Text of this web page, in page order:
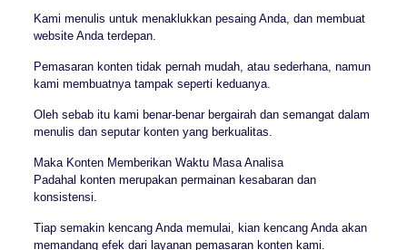
Kami menulis untuk menaklukkan pesaing Anda, dan membuat
website Anda terdepan.
Pemasaran konten tidak pernah mudah, atau sederhana, namun
kami membuatnya tampak seperti keduanya.
Oleh sebab itu kami benar-benar bergairah dan semangat dalam
menulis dan seputar konten yang berkualitas.
Maka Konten Memberikan Waktu Masa Analisa
Padahal konten merupakan permainan kesabaran dan
konsistensi.
Tiap semakin kencang Anda memulai, kian kencang Anda akan
memandang efek dari layanan pemasaran konten kami.